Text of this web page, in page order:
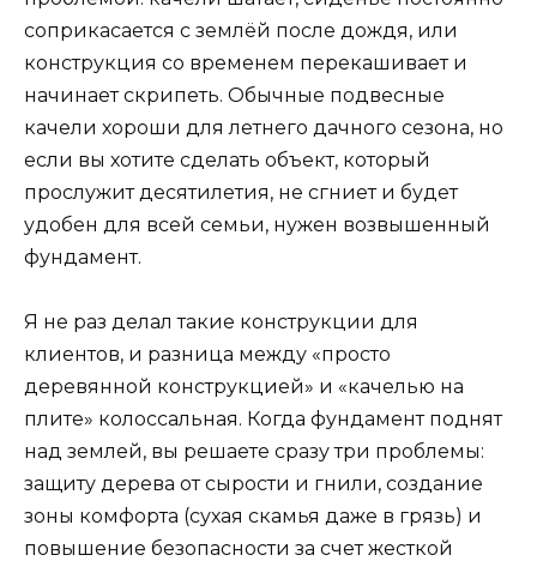
соприкасается с землёй после дождя, или
конструкция со временем перекашивает и
начинает скрипеть. Обычные подвесные
качели хороши для летнего дачного сезона, но
если вы хотите сделать объект, который
прослужит десятилетия, не сгниет и будет
удобен для всей семьи, нужен возвышенный
фундамент.
Я не раз делал такие конструкции для
клиентов, и разница между «просто
деревянной конструкцией» и «качелью на
плите» колоссальная. Когда фундамент поднят
над землей, вы решаете сразу три проблемы:
защиту дерева от сырости и гнили, создание
зоны комфорта (сухая скамья даже в грязь) и
повышение безопасности за счет жесткой